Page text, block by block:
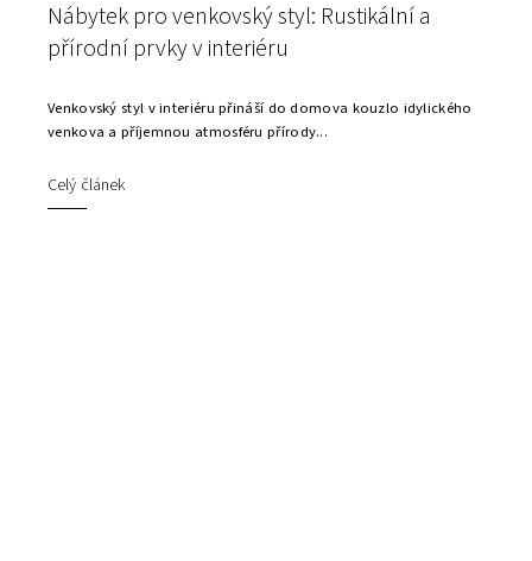
Nábytek pro venkovský styl: Rustikální a
přírodní prvky v interiéru
Venkovský styl v interiéru přináší do domova kouzlo idylického
venkova a příjemnou atmosféru přírody...
Celý článek